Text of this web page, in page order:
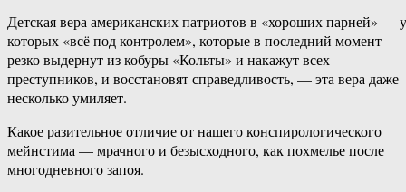
Детская вера американских патриотов в «хороших парней» — у
которых «всё под контролем», которые в последний момент
резко выдернут из кобуры «Кольты» и накажут всех
преступников, и восстановят справедливость, — эта вера даже
несколько умиляет.
Какое разительное отличие от нашего конспирологического
мейнстима — мрачного и безысходного, как похмелье после
многодневного запоя.